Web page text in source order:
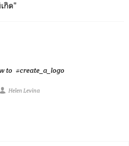
กิด"
to #create_a_logo
Helen Levina